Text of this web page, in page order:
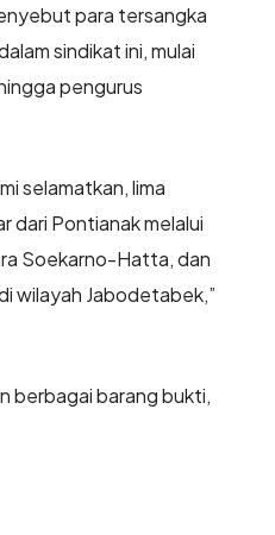
para tersangka
sindikat ini, mulai
pengurus
selamatkan, lima
dari Pontianak melalui
Soekarno-Hatta, dan
wilayah Jabodetabek,”
berbagai barang bukti,